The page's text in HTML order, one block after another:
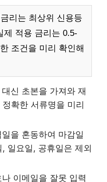
리는 최상위 신용등
제 적용 금리는 0.5-
조건을 미리 확인해
신 초본을 가져와 재
확한 서류명을 미리
을 혼동하여 마감일
일요일, 공휴일은 제외
이메일을 잘못 입력